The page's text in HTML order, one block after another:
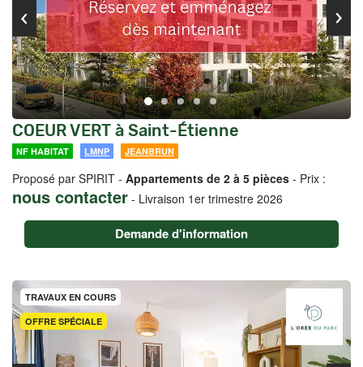
COEUR VERT à Saint-Étienne
NF HABITAT LMNP JEANBRUN
Proposé par SPIRIT - Appartements de 2 à 5 pièces - Prix :
nous contacter - Livraison 1er trimestre 2026
Demande d'information
OFFRE SPÉCIALE
TRAVAUX EN COURS